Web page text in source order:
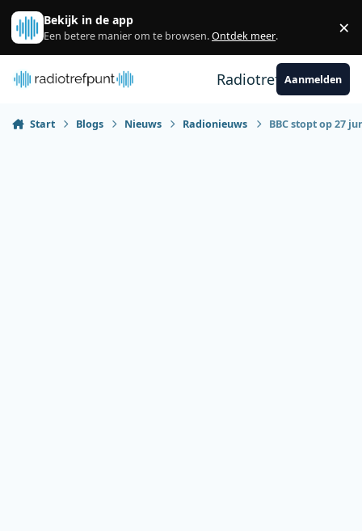
Spring naar bijdragen
Bekijk in de app
Een betere manier om te browsen.Ontdek meer. ×
RadiotrefpuntAanmelden
Start Blogs Nieuws Radionieuws BBC stopt op 27